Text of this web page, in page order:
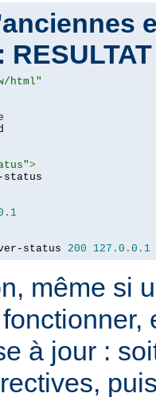
html"
>
status
status 200 127.0 . 0.1
même si
à jour :